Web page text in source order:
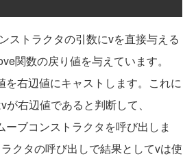
ストラクタの引数にvを直接与える
関数の戻り値を与えています。
を右辺値にキャストします。これに
右辺値であると判断して、
ーブコンストラクタを呼び出しま
クタの呼び出しで結果としてvは使